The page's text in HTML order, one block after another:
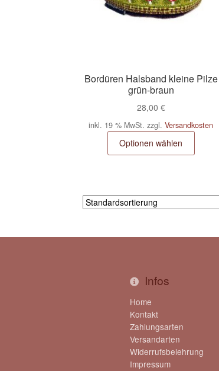
Bordüren Halsband kleine Pilze
grün-braun
28,00 €
inkl. 19 % MwSt. zzgl.Versandkosten
Optionen wählen
Infos
Home
Kontakt
Zahlungsarten
Versandarten
Widerrufsbelehrung
Impressum